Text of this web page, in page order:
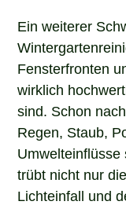
Ein weiterer
Fensterfronten
wirklich
sind. Schon
Regen, Staub,
Umwelteinflüsse
trübt nicht nur
Lichteinfall und